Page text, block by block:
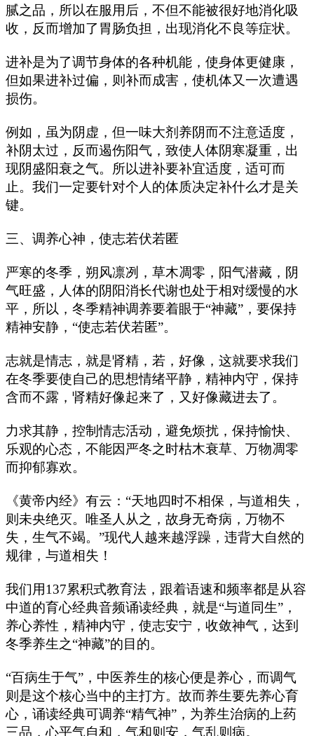
腻之品，所以在服用后，不但不能被很好地消化吸
收，反而增加了胃肠负担，出现消化不良等症状。
进补是为了调节身体的各种机能，使身体更健康，
但如果进补过偏，则补而成害，使机体又一次遭遇
损伤。
例如，虽为阴虚，但一味大剂养阴而不注意适度，
补阴太过，反而遏伤阳气，致使人体阴寒凝重，出
现阴盛阳衰之气。所以进补要补宜适度，适可而
止。我们一定要针对个人的体质决定补什么才是关
键。
三、调养心神，使志若伏若匿
严寒的冬季，朔风凛冽，草木凋零，阳气潜藏，阴
气旺盛，人体的阴阳消长代谢也处于相对缓慢的水
平，所以，冬季精神调养要着眼于“神藏”，要保持
精神安静，“使志若伏若匿”。
志就是情志，就是肾精，若，好像，这就要求我们
在冬季要使自己的思想情绪平静，精神内守，保持
含而不露，肾精好像起来了，又好像藏进去了。
力求其静，控制情志活动，避免烦扰，保持愉快、
乐观的心态，不能因严冬之时枯木衰草、万物凋零
而抑郁寡欢。
《黄帝内经》有云：“天地四时不相保，与道相失，
则未央绝灭。唯圣人从之，故身无奇病，万物不
失，生气不竭。”现代人越来越浮躁，违背大自然的
规律，与道相失！
我们用137累积式教育法，跟着语速和频率都是从容
中道的育心经典音频诵读经典，就是“与道同生”，
养心养性，精神内守，使志安宁，收敛神气，达到
冬季养生之“神藏”的目的。
“百病生于气”，中医养生的核心便是养心，而调气
则是这个核心当中的主打方。故而养生要先养心育
心，诵读经典可调养“精气神”，为养生治病的上药
三品，心平气自和，气和则安，气乱则病。